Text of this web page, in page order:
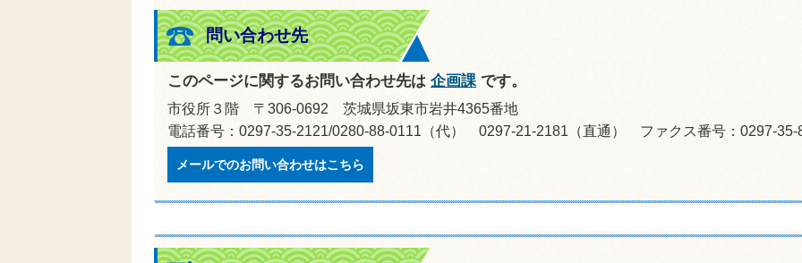
問い合わせ先
このページに関するお問い合わせ先は 企画課 です。
市役所３階 〒306-0692 茨城県坂東市岩井4365番地
電話番号：0297-35-2121/0280-88-0111（代） 0297-21-2181（直通） ファクス番号：0297-35-
メールでのお問い合わせはこちら